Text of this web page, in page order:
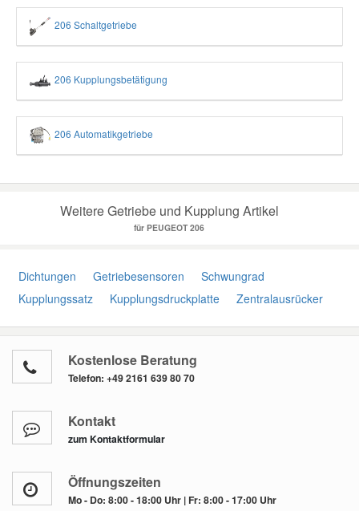
206 Schaltgetriebe
206 Kupplungsbetätigung
206 Automatikgetriebe
Weitere Getriebe und Kupplung Artikel
für PEUGEOT 206
Dichtungen Getriebesensoren
Schwungrad
Kupplungssatz
Kupplungsdruckplatte Zentralausrücker
Kostenlose Beratung
Telefon: +49 2161 639 80 70
Kontakt
zum Kontaktformular
Öffnungszeiten
Mo - Do: 8:00 - 18:00 Uhr | Fr: 8:00 - 17:00 Uhr